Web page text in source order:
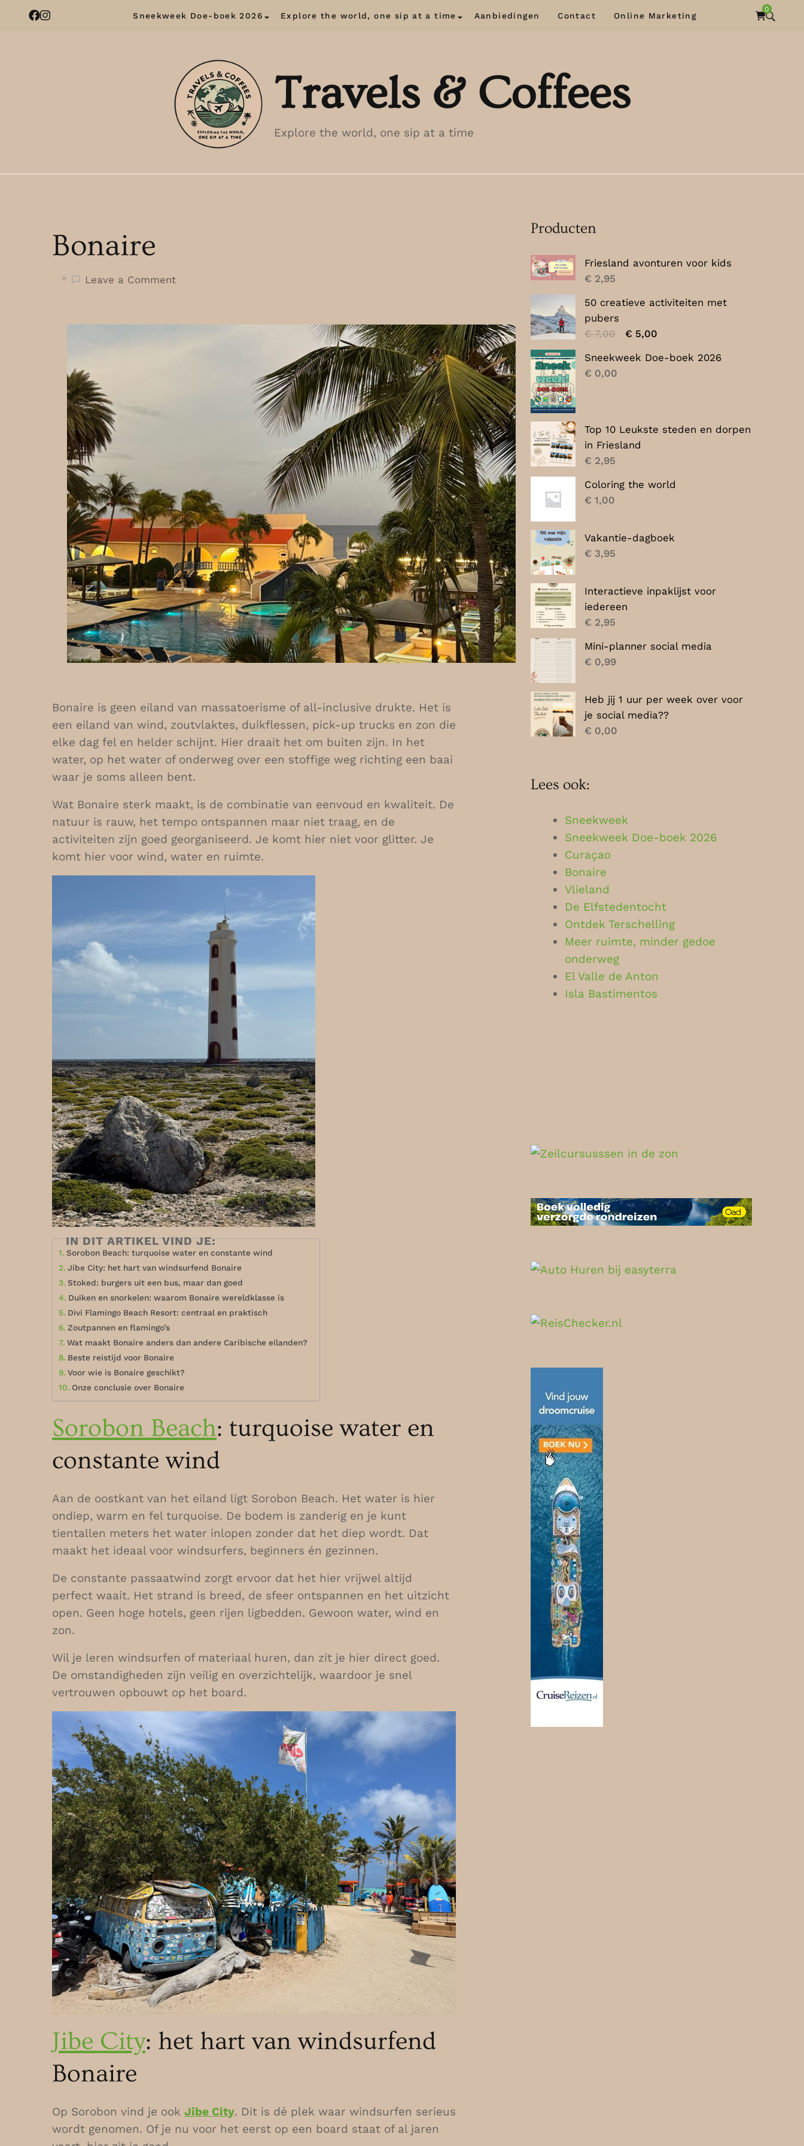
Sneekweek Doe-boek 2026 Explore the world, one sip at a time Aanbiedingen Contact Online Marketing
0
Travels & Coffees
Explore the world, one sip at a time
Bonaire
Leave a Commenton
Bonaire is geen eiland van massatoerisme of all-inclusive drukte. Het is
een eiland van wind, zoutvlaktes, duikflessen, pick-up trucks en zon die
elke dag fel en helder schijnt. Hier draait het om buiten zijn. In het
water, op het water of onderweg over een stoffige weg richting een baai
waar je soms alleen bent.
Wat Bonaire sterk maakt, is de combinatie van eenvoud en kwaliteit. De
natuur is rauw, het tempo ontspannen maar niet traag, en de
activiteiten zijn goed georganiseerd. Je komt hier niet voor glitter. Je
komt hier voor wind, water en ruimte.
IN DIT ARTIKEL VIND JE:
Sorobon Beach: turquoise water en constante wind
Jibe City: het hart van windsurfend Bonaire
Stoked: burgers uit een bus, maar dan goed
Duiken en snorkelen: waarom Bonaire wereldklasse is
Divi Flamingo Beach Resort: centraal en praktisch
Zoutpannen en flamingo’s
Wat maakt Bonaire anders dan andere Caribische eilanden?
Beste reistijd voor Bonaire
Voor wie is Bonaire geschikt?
Onze conclusie over Bonaire
Sorobon Beach: turquoise water en
constante wind
Aan de oostkant van het eiland ligt Sorobon Beach. Het water is hier
ondiep, warm en fel turquoise. De bodem is zanderig en je kunt
tientallen meters het water inlopen zonder dat het diep wordt. Dat
maakt het ideaal voor windsurfers, beginners én gezinnen.
De constante passaatwind zorgt ervoor dat het hier vrijwel altijd
perfect waait. Het strand is breed, de sfeer ontspannen en het uitzicht
open. Geen hoge hotels, geen rijen ligbedden. Gewoon water, wind en
zon.
Wil je leren windsurfen of materiaal huren, dan zit je hier direct goed.
De omstandigheden zijn veilig en overzichtelijk, waardoor je snel
vertrouwen opbouwt op het board.
Jibe City: het hart van windsurfend
Bonaire
Op Sorobon vind je ook Jibe City. Dit is dé plek waar windsurfen serieus
wordt genomen. Of je nu voor het eerst op een board staat of al jaren
Producten
Friesland avonturen voor kids
€ 2,95
50 creatieve activiteiten met
pubers
€7,00
Oorspronkelijke
was:
€ 5,00
is:
Sneekweek Doe-boek 2026
€ 0,00
Top 10 Leukste steden en dorpen
in Friesland
€ 2,95
Coloring the world
€ 1,00
Vakantie-dagboek
€ 3,95
Interactieve inpaklijst voor
iedereen
€ 2,95
Mini-planner social media
€ 0,99
Heb jij 1 uur per week over voor
je social media??
€ 0,00
Lees ook:
Sneekweek
Sneekweek Doe-boek 2026
Curaçao
Bonaire
Vlieland
De Elfstedentocht
Ontdek Terschelling
Meer ruimte, minder gedoe
onderweg
El Valle de Anton
Isla Bastimentos